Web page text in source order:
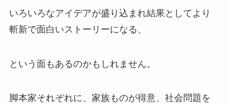
いろいろなアイデアが盛り込まれ結果としてより
斬新で面白いストーリーになる、
という面もあるのかもしれません。
脚本家それぞれに、家族ものが得意、社会問題を